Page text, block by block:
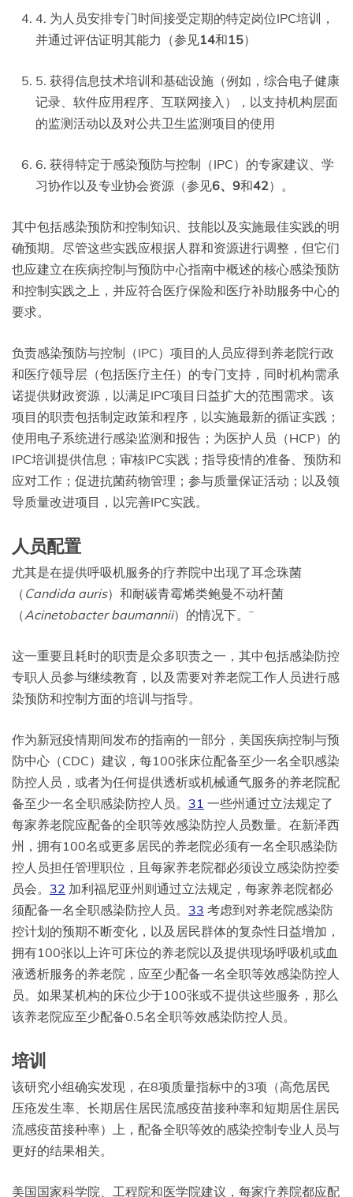
4. 为人员安排专门时间接受定期的特定岗位IPC培训，
并通过评估证明其能力（参见14和15）
5. 获得信息技术培训和基础设施（例如，综合电子健康
记录、软件应用程序、互联网接入），以支持机构层面
的监测活动以及对公共卫生监测项目的使用
6. 获得特定于感染预防与控制（IPC）的专家建议、学
习协作以及专业协会资源（参见6、9和42）。
其中包括感染预防和控制知识、技能以及实施最佳实践的明
确预期。尽管这些实践应根据人群和资源进行调整，但它们
也应建立在疾病控制与预防中心指南中概述的核心感染预防
和控制实践之上，并应符合医疗保险和医疗补助服务中心的
要求。
负责感染预防与控制（IPC）项目的人员应得到养老院行政
和医疗领导层（包括医疗主任）的专门支持，同时机构需承
诺提供财政资源，以满足IPC项目日益扩大的范围需求。该
项目的职责包括制定政策和程序，以实施最新的循证实践；
使用电子系统进行感染监测和报告；为医护人员（HCP）的
IPC培训提供信息；审核IPC实践；指导疫情的准备、预防和
应对工作；促进抗菌药物管理；参与质量保证活动；以及领
导质量改进项目，以完善IPC实践。
人员配置
尤其是在提供呼吸机服务的疗养院中出现了耳念珠菌
（ Candida auris）和耐碳青霉烯类鲍曼不动杆菌
（Acinetobacter baumannii）的情况下。 –
这一重要且耗时的职责是众多职责之一，其中包括感染防控
专职人员参与继续教育，以及需要对养老院工作人员进行感
染预防和控制方面的培训与指导。
作为新冠疫情期间发布的指南的一部分，美国疾病控制与预
防中心（CDC）建议，每100张床位配备至少一名全职感染
防控人员，或者为任何提供透析或机械通气服务的养老院配
备至少一名全职感染防控人员。 31 一些州通过立法规定了
每家养老院应配备的全职等效感染防控人员数量。在新泽西
州，拥有100名或更多居民的养老院必须有一名全职感染防
控人员担任管理职位，且每家养老院都必须设立感染防控委
员会。 32 加利福尼亚州则通过立法规定，每家养老院都必
须配备一名全职感染防控人员。 33 考虑到对养老院感染防
控计划的预期不断变化，以及居民群体的复杂性日益增加，
拥有100张以上许可床位的养老院以及提供现场呼吸机或血
液透析服务的养老院，应至少配备一名全职等效感染防控人
员。如果某机构的床位少于100张或不提供这些服务，那么
该养老院应至少配备0.5名全职等效感染防控人员。
培训
该研究小组确实发现，在8项质量指标中的3项（高危居民
压疮发生率、长期居住居民流感疫苗接种率和短期居住居民
流感疫苗接种率）上，配备全职等效的感染控制专业人员与
更好的结果相关。
美国国家科学院、工程院和医学院建议，每家疗养院都应配